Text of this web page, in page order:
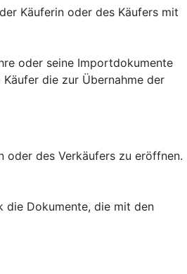
Käuferin oder des Käufers mit
oder seine Importdokumente
die zur Übernahme der
oder des Verkäufers zu eröffnen.
die Dokumente, die mit den